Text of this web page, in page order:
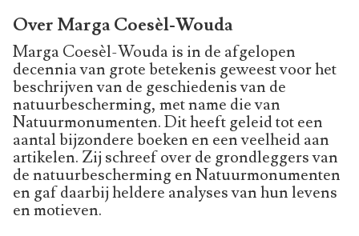
Over Marga Coesèl-Wouda
Marga Coesèl-Wouda is in de afgelopen
decennia van grote betekenis geweest voor het
beschrijven van de geschiedenis van de
natuurbescherming, met name die van
Natuurmonumenten. Dit heeft geleid tot een
aantal bijzondere boeken en een veelheid aan
artikelen. Zij schreef over de grondleggers van
de natuurbescherming en Natuurmonumenten
en gaf daarbij heldere analyses van hun levens
en motieven.